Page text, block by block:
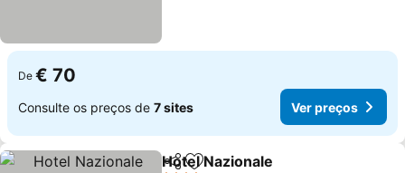
De € 70
Consulte os preços de 7 sites Ver preços
Partilhar
Hotel Nazionale